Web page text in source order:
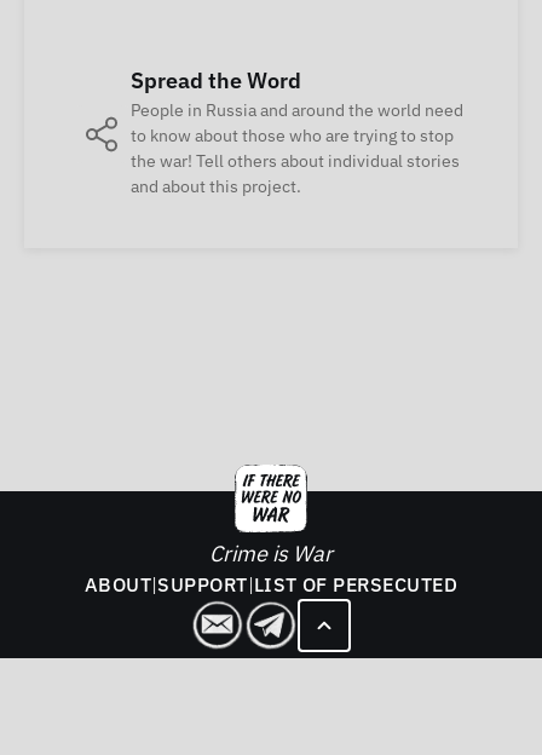
Spread the Word
People in Russia and around the world need
to know about those who are trying to stop
the war! Tell others about individual stories
and about this project.
Crime is War
ABOUT|SUPPORT|LIST OF PERSECUTED